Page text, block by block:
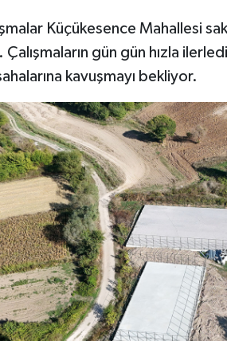
Küçükesence Mahallesi
Çalışmaların gün gün hızla
kavuşmayı bekliyor.